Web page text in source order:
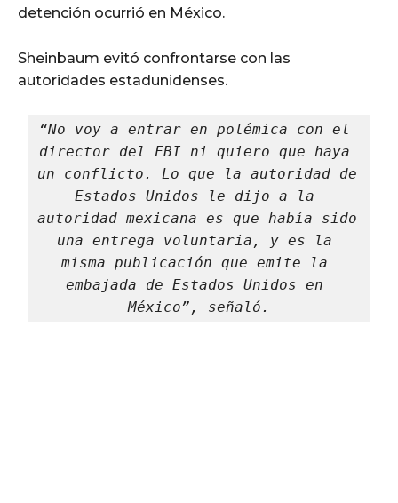
detención ocurrió en México.
Sheinbaum evitó confrontarse con las
autoridades estadunidenses.
“No voy a entrar en polémica con el
director del FBI ni quiero que haya
un conflicto. Lo que la autoridad de
Estados Unidos le dijo a la
autoridad mexicana es que había sido
una entrega voluntaria, y es la
misma publicación que emite la
embajada de Estados Unidos en
México”, señaló.